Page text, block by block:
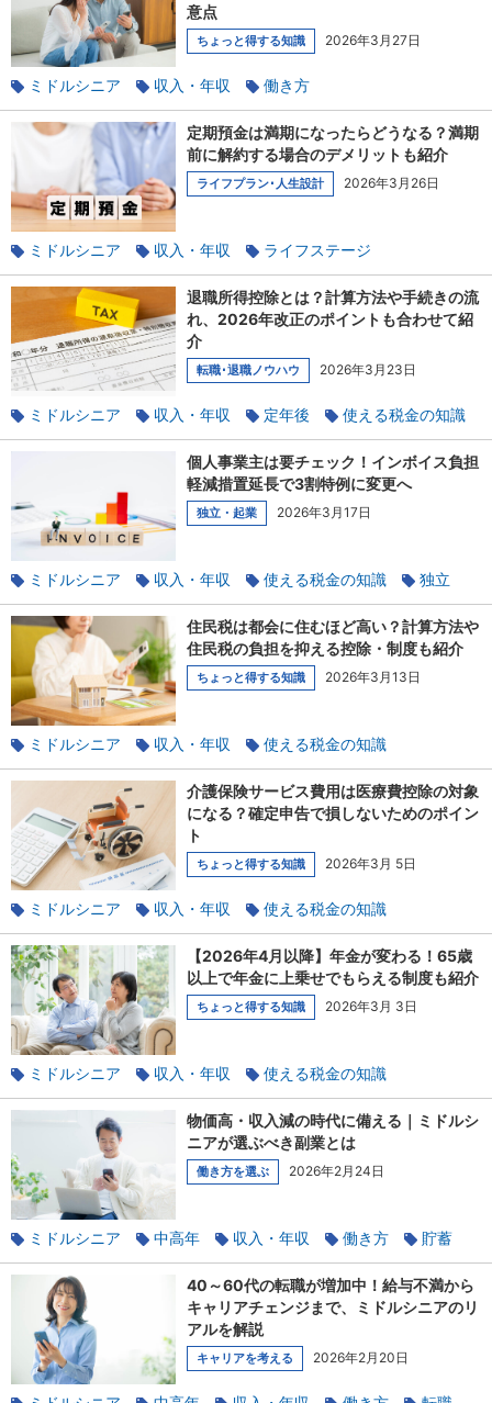
意点
ちょっと得する知識 2026年3月27日
ミドルシニア 収入・年収
働き方
パート・アルバイト
定期預金は満期になったらどうなる？満期
前に解約する場合のデメリットも紹介
ライフプラン･人生設計 2026年3月26日
ミドルシニア 収入・年収
ライフステージ
家族と相談
貯蓄
退職所得控除とは？計算方法や手続きの流
れ、2026年改正のポイントも合わせて紹
介
転職･退職ノウハウ 2026年3月23日
ミドルシニア 収入・年収 定年後
使える税金の知識
個人事業主は要チェック！インボイス負担
軽減措置延長で3割特例に変更へ
独立・起業 2026年3月17日
ミドルシニア 収入・年収 使える税金の知識
独立
副業
起業
住民税は都会に住むほど高い？計算方法や
住民税の負担を抑える控除・制度も紹介
ちょっと得する知識 2026年3月13日
ミドルシニア 収入・年収
使える税金の知識
家族と相談
貯蓄
介護保険サービス費用は医療費控除の対象
になる？確定申告で損しないためのポイン
ト
ちょっと得する知識 2026年3月 5日
ミドルシニア 収入・年収
使える税金の知識
家族と相談
介護
【2026年4月以降】年金が変わる！65歳
以上で年金に上乗せでもらえる制度も紹介
ちょっと得する知識 2026年3月 3日
ミドルシニア 収入・年収
使える税金の知識
社会保険のあれこれ
物価高・収入減の時代に備える｜ミドルシ
ニアが選ぶべき副業とは
働き方を選ぶ 2026年2月24日
ミドルシニア 中高年 収入・年収 働き方
貯蓄
40～60代の転職が増加中！給与不満から
キャリアチェンジまで、ミドルシニアのリ
アルを解説
キャリアを考える 2026年2月20日